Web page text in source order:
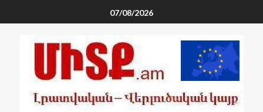
07/08/2026